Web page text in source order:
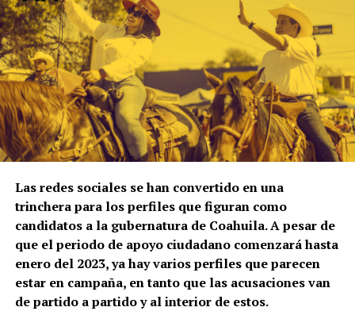
Las redes sociales se han convertido en una
trinchera para los perfiles que figuran como
candidatos a la gubernatura de Coahuila. A pesar de
que el periodo de apoyo ciudadano comenzará hasta
enero del 2023, ya hay varios perfiles que parecen
estar en campaña, en tanto que las acusaciones van
de partido a partido y al interior de estos.